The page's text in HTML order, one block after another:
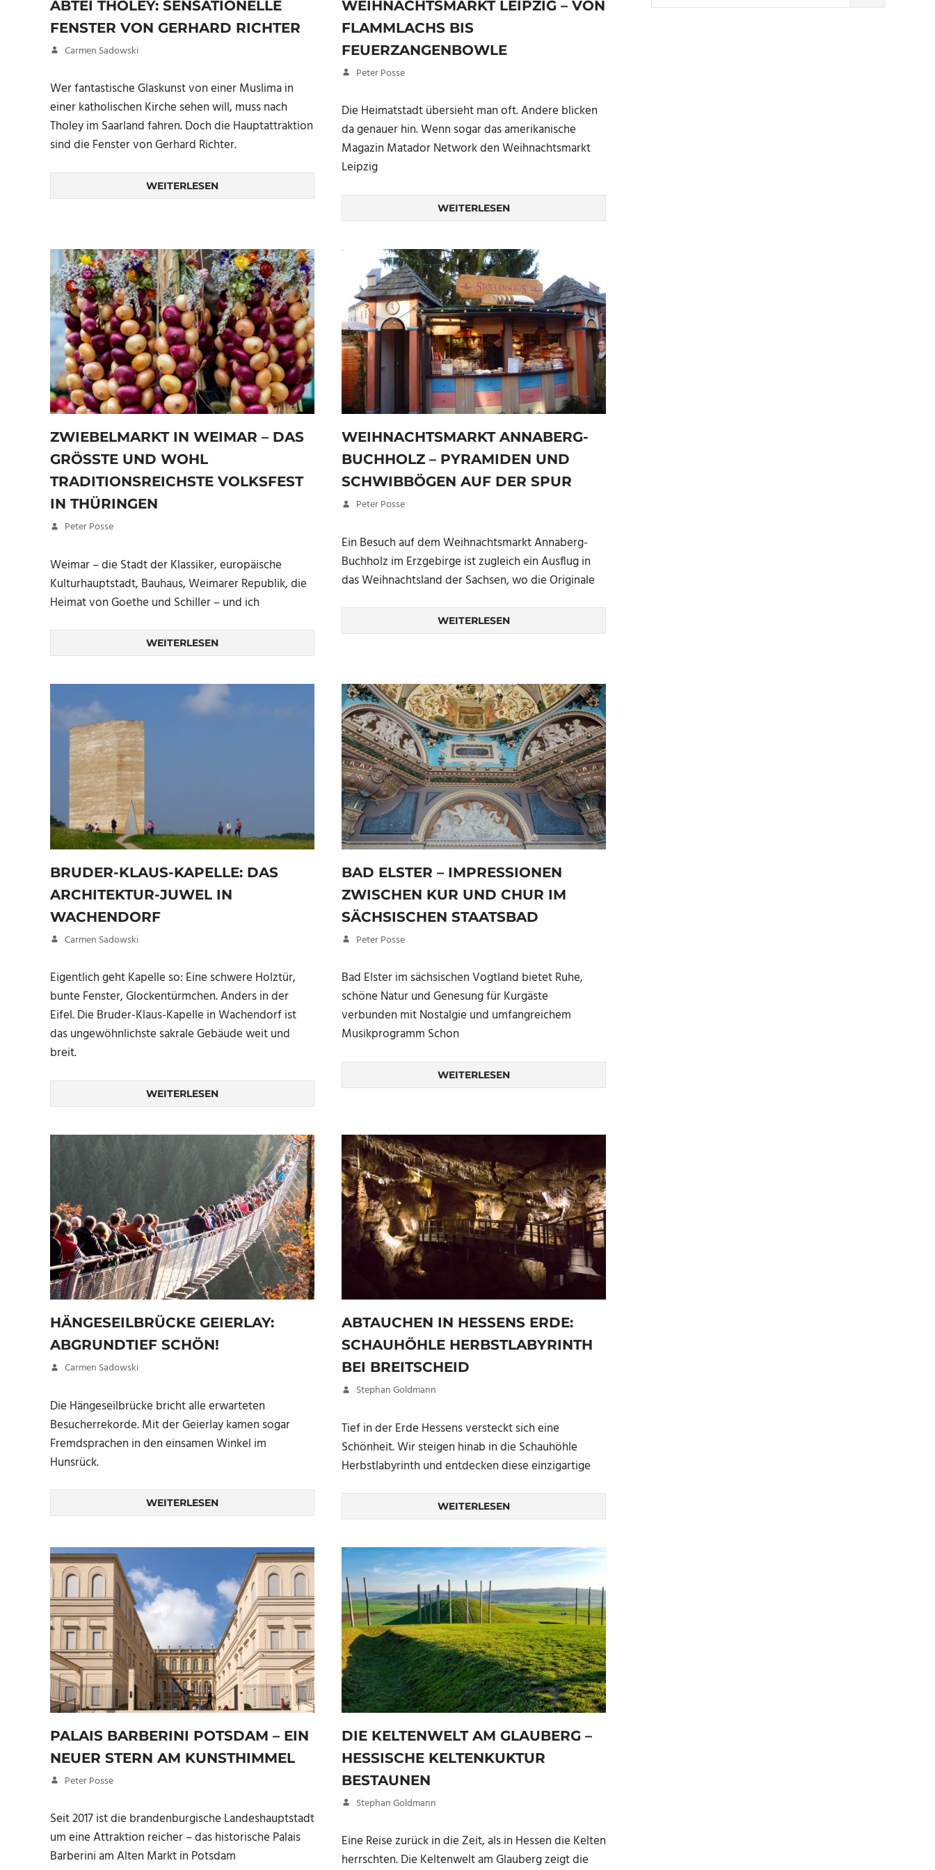
ABTEI THOLEY: SENSATIONELLE
FENSTER VON GERHARD RICHTER
23. November 2020
Carmen Sadowski
Wer fantastische Glaskunst von einer Muslima in
einer katholischen Kirche sehen will, muss nach
Tholey im Saarland fahren. Doch die Hauptattraktion
sind die Fenster von Gerhard Richter.
WEITERLESEN
WEIHNACHTSMARKT LEIPZIG – VON
FLAMMLACHS BIS
FEUERZANGENBOWLE
14. Dezember 2018
Peter Posse
Die Heimatstadt übersieht man oft. Andere blicken
da genauer hin. Wenn sogar das amerikanische
Magazin Matador Network den Weihnachtsmarkt
Leipzig
WEITERLESEN
ZWIEBELMARKT IN WEIMAR – DAS
GRÖSSTE UND WOHL T
RADITIONSREICHSTE VOLKSFEST I
N THÜRINGEN
12. Oktober 2018
Peter Posse
Weimar – die Stadt der Klassiker, europäische
Kulturhauptstadt, Bauhaus, Weimarer Republik, die
Heimat von Goethe und Schiller – und ich
WEITERLESEN
WEIHNACHTSMARKT ANNABERG-
BUCHHOLZ – PYRAMIDEN UND
SCHWIBBÖGEN AUF DER SPUR
18. Dezember 2017
Peter Posse
Ein Besuch auf dem Weihnachtsmarkt Annaberg-
Buchholz im Erzgebirge ist zugleich ein Ausflug in
das Weihnachtsland der Sachsen, wo die Originale
WEITERLESEN
BRUDER-KLAUS-KAPELLE: DAS
ARCHITEKTUR-JUWEL IN
WACHENDORF
7. Dezember 2017
Carmen Sadowski
Eigentlich geht Kapelle so: Eine schwere Holztür,
bunte Fenster, Glockentürmchen. Anders in der
Eifel. Die Bruder-Klaus-Kapelle in Wachendorf ist
das ungewöhnlichste sakrale Gebäude weit und
breit.
WEITERLESEN
BAD ELSTER – IMPRESSIONEN
ZWISCHEN KUR UND CHUR IM
SÄCHSISCHEN STAATSBAD
5. Juli 2017
Peter Posse
Bad Elster im sächsischen Vogtland bietet Ruhe,
schöne Natur und Genesung für Kurgäste
verbunden mit Nostalgie und umfangreichem
Musikprogramm Schon
WEITERLESEN
HÄNGESEILBRÜCKE GEIERLAY:
ABGRUNDTIEF SCHÖN!
18. Mai 2017
Carmen Sadowski
Die Hängeseilbrücke bricht alle erwarteten
Besucherrekorde. Mit der Geierlay kamen sogar
Fremdsprachen in den einsamen Winkel im
Hunsrück.
WEITERLESEN
ABTAUCHEN IN HESSENS ERDE:
SCHAUHÖHLE HERBSTLABYRINTH
BEI BREITSCHEID
11. Mai 2017
Stephan Goldmann
Tief in der Erde Hessens versteckt sich eine
Schönheit. Wir steigen hinab in die Schauhöhle
Herbstlabyrinth und entdecken diese einzigartige
WEITERLESEN
PALAIS BARBERINI POTSDAM – EIN
NEUER STERN AM KUNSTHIMMEL
3. Mai 2017
Peter Posse
Seit 2017 ist die brandenburgische Landeshauptstadt
um eine Attraktion reicher – das historische Palais
Barberini am Alten Markt in Potsdam
DIE KELTENWELT AM GLAUBERG –
HESSISCHE KELTENKUKTUR
BESTAUNEN
21. März 2017
Stephan Goldmann
Eine Reise zurück in die Zeit, als in Hessen die Kelten
herrschten. Die Keltenwelt am Glauberg zeigt die